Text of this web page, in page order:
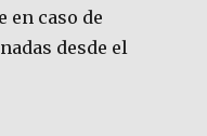
en caso de
desde el